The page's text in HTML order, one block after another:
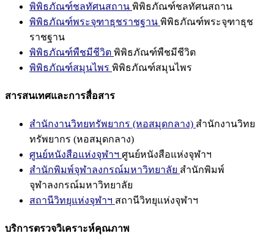
พิพิธภัณฑ์ชลทัศนสถาน พิพิธภัณฑ์ชลทัศนสถาน
พิพิธภัณฑ์พระจุฑาธุชราชฐาน พิพิธภัณฑ์พระจุฑาธุช
ราชฐาน
พิพิธภัณฑ์พืชมีชีวิต พิพิธภัณฑ์พืชมีชีวิต
พิพิธภัณฑ์สมุนไพร พิพิธภัณฑ์สมุนไพร
สารสนเทศและการสื่อสาร
สำนักงานวิทยทรัพยากร (หอสมุดกลาง) สำนักงานวิทย
ทรัพยากร (หอสมุดกลาง)
ศูนย์หนังสือแห่งจุฬาฯ ศูนย์หนังสือแห่งจุฬาฯ
สำนักพิมพ์จุฬาลงกรณ์มหาวิทยาลัย สำนักพิมพ์
จุฬาลงกรณ์มหาวิทยาลัย
สถานีวิทยุแห่งจุฬาฯ สถานีวิทยุแห่งจุฬาฯ
บริการตรวจวิเคราะห์คุณภาพ